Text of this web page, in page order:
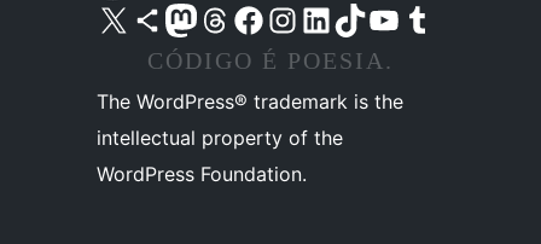
Acessar nossa conta do X (antigo Twitter)
Acessar nossa conta do Bluesky
Acessar nossa conta do Mastodon
Acessar nossa conta do Threads
Acessar nossa página do Facebook
Acessar nossa conta do Instagram
Acessar nossa conta do LinkedIn
Acessar nossa conta do TikTok
Acessar nosso canal do YouTube
Acessar nossa conta no Tumblr
CÓDIGO É POESIA.
The WordPress® trademark is the
intellectual property of the
WordPress Foundation.